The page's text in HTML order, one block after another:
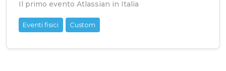
Il primo evento Atlassian in Italia
Eventi fisici Custom